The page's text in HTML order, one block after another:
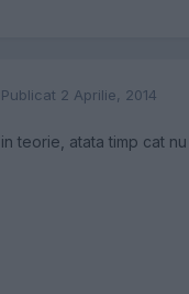
Publicat 2 Aprilie, 2014
in teorie, atata timp cat